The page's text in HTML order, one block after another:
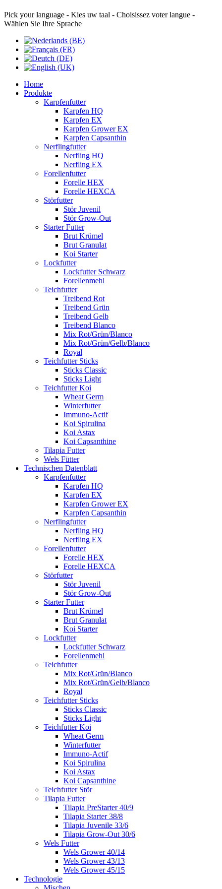
Pick your language - Kies uw taal - Choisissez voter langue -
Wählen Sie Ihre Sprache
Home
Produkte
Karpfenfutter
Karpfen HQ
Karpfen EX
Karpfen Grower EX
Karpfen Capsanthin
Nerflingfutter
Nerfling HQ
Nerfling EX
Forellenfutter
Forelle HEX
Forelle HEXCA
Störfutter
Stör Juvenil
Stör Grow-Out
Starter Futter
Brut Krümel
Brut Granulat
Koi Starter
Lockfutter
Lockfutter Schwarz
Forellenmehl
Teichfutter
Treibend Rot
Treibend Grün
Treibend Gelb
Treibend Blanco
Mix Rot/Grün/Blanco
Mix Rot/Grün/Gelb/Blanco
Royal
Teichfutter Sticks
Sticks Classic
Sticks Light
Teichfutter Koi
Wheat Germ
Winterfutter
Immuno-Actif
Koi Spirulina
Koi Astax
Koi Capsanthine
Tilapia Futter
Wels Fütter
Technischen Datenblatt
Karpfenfutter
Karpfen HQ
Karpfen EX
Karpfen Grower EX
Karpfen Capsanthin
Nerflingfutter
Nerfling HQ
Nerfling EX
Forellenfutter
Forelle HEX
Forelle HEXCA
Störfutter
Stör Juvenil
Stör Grow-Out
Starter Futter
Brut Krümel
Brut Granulat
Koi Starter
Lockfutter
Lockfutter Schwarz
Forellenmehl
Teichfutter
Mix Rot/Grün/Blanco
Mix Rot/Grün/Gelb/Blanco
Royal
Teichfutter Sticks
Sticks Classic
Sticks Light
Teichfutter Koi
Wheat Germ
Winterfutter
Immuno-Actif
Koi Spirulina
Koi Astax
Koi Capsanthine
Teichfutter Stör
Tilapia Futter
Tilapia PreStarter 40/9
Tilapia Starter 38/8
Tilapia Juvenile 33/6
Tilapia Grow-Out 30/6
Wels Futter
Wels Grower 40/14
Wels Grower 43/13
Wels Grower 45/15
Technologie